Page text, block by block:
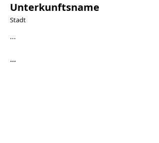
Unterkunftsname
Stadt
...
...